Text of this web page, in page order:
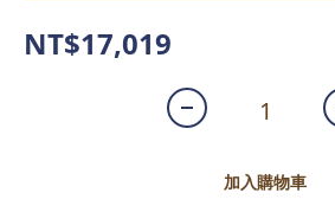
NT$17,019
加入購物車